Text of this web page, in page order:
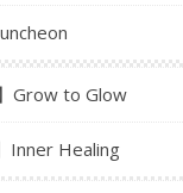
Grow to Glow
Inner Healing